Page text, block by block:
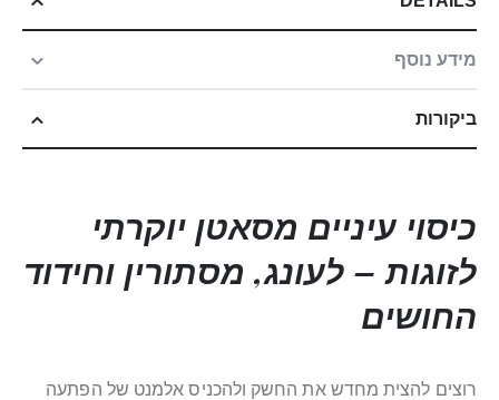
מידע נוסף
ביקורות
כיסוי עיניים מסאטן יוקרתי
לזוגות – לעונג, מסתורין וחידוד
החושים
רוצים להצית מחדש את החשק ולהכניס אלמנט של הפתעה